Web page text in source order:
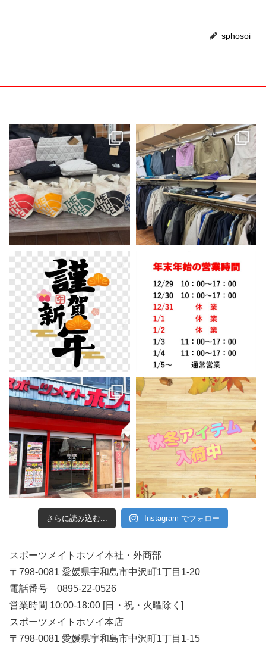
sphosoi
さらに読み込む... Instagram でフォロー
スポーツメイトホソイ本社・外商部
〒798-0081 愛媛県宇和島市中沢町1丁目1-20
電話番号 0895-22-0526
営業時間 10:00-18:00 [日・祝・火曜除く]
スポーツメイトホソイ本店
〒798-0081 愛媛県宇和島市中沢町1丁目1-15